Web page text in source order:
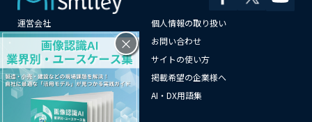
運営会社
個人情報の取り扱い
よくある質問
お問い合わせ
メールマガジン登録
サイトの使い方
情報提供はこちらから
掲載希望の企業様へ
AI企業一覧
AI・DX用語集
サイトマップ
×